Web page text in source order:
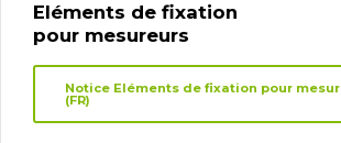
Eléments de fixation
pour mesureurs
Notice Eléments de fixation pour
(FR)